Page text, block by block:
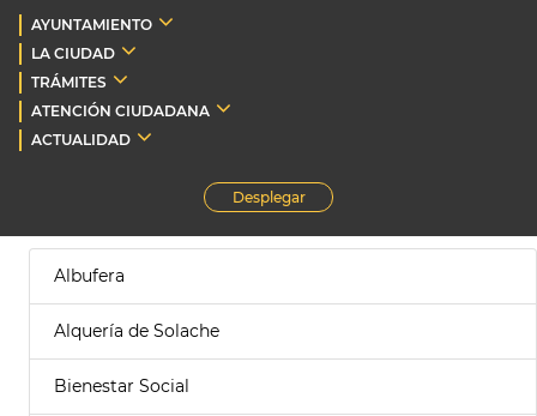
AYUNTAMIENTO
LA CIUDAD
TRÁMITES
ATENCIÓN CIUDADANA
ACTUALIDAD
Desplegar
Albufera
Alquería de Solache
Bienestar Social